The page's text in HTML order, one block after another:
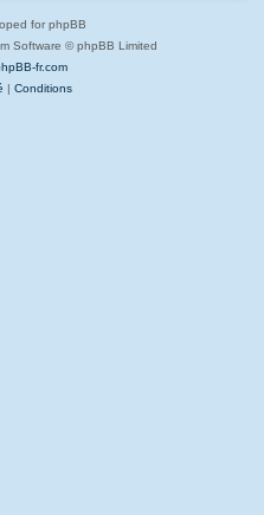
for phpBB
Software © phpBB Limited
fr.com
| Conditions